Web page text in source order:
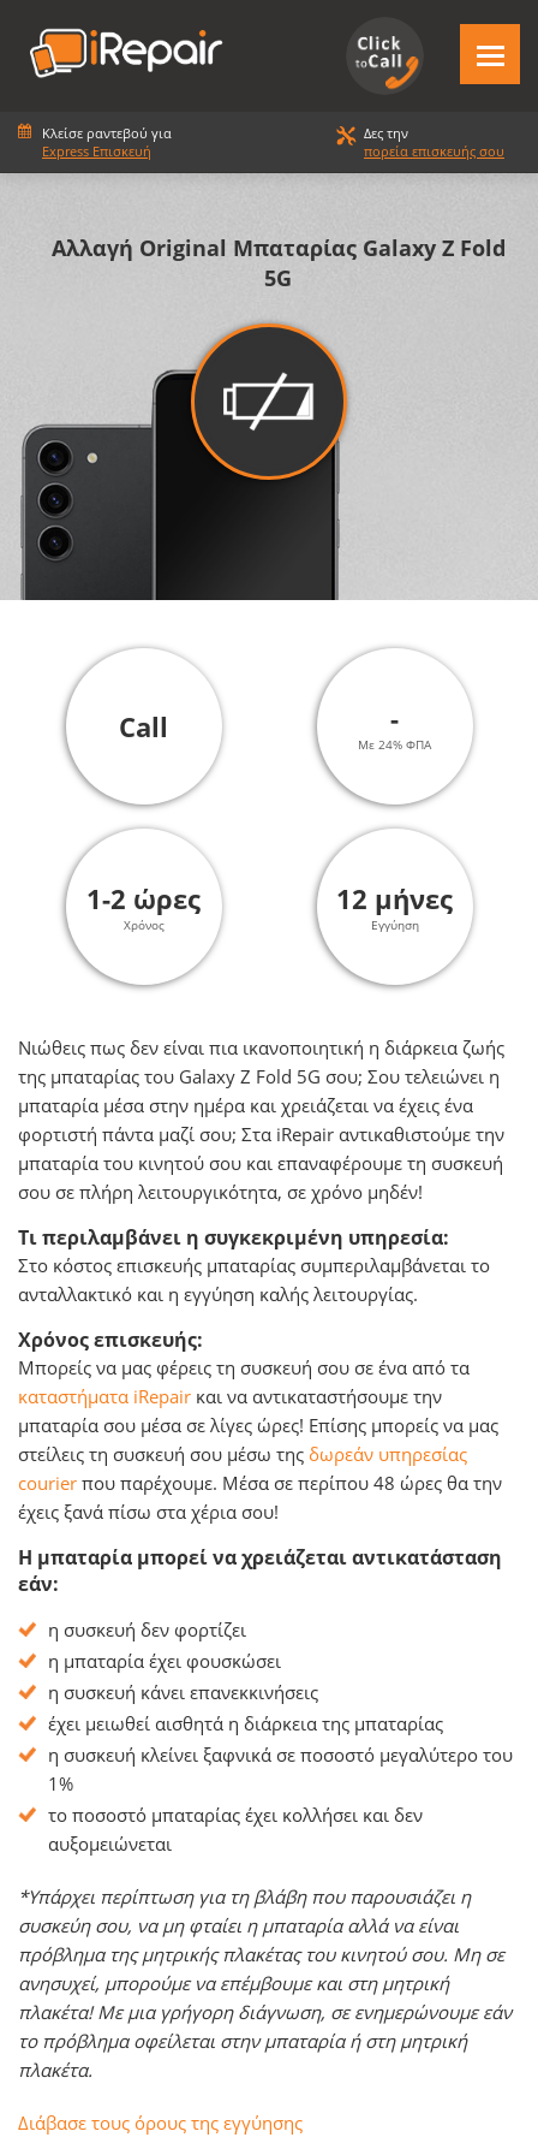
Κλείσε ραντεβού για
Express Επισκευή
Δες την
πορεία επισκευής σου
Αλλαγή Original Μπαταρίας Galaxy Z Fold
5G
Call -
Με 24% ΦΠΑ
1-2 ώρες
Χρόνος
12 μήνες
Εγγύηση
Νιώθεις πως δεν είναι πια ικανοποιητική η διάρκεια ζωής
της μπαταρίας του Galaxy Z Fold 5G σου; Σου τελειώνει η
μπαταρία μέσα στην ημέρα και χρειάζεται να έχεις ένα
φορτιστή πάντα μαζί σου; Στα iRepair αντικαθιστούμε την
μπαταρία του κινητού σου και επαναφέρουμε τη συσκευή
σου σε πλήρη λειτουργικότητα, σε χρόνο μηδέν!
Τι περιλαμβάνει η συγκεκριμένη υπηρεσία:
Στο κόστος επισκευής μπαταρίας συμπεριλαμβάνεται το
ανταλλακτικό και η εγγύηση καλής λειτουργίας.
Χρόνος επισκευής:
Μπορείς να μας φέρεις τη συσκευή σου σε ένα από τα
καταστήματα iRepair και να αντικαταστήσουμε την
μπαταρία σου μέσα σε λίγες ώρες! Επίσης μπορείς να μας
στείλεις τη συσκευή σου μέσω της δωρεάν υπηρεσίας
courier που παρέχουμε. Μέσα σε περίπου 48 ώρες θα την
έχεις ξανά πίσω στα χέρια σου!
Η μπαταρία μπορεί να χρειάζεται αντικατάσταση
εάν:
η συσκευή δεν φορτίζει
η μπαταρία έχει φουσκώσει
η συσκευή κάνει επανεκκινήσεις
έχει μειωθεί αισθητά η διάρκεια της μπαταρίας
η συσκευή κλείνει ξαφνικά σε ποσοστό μεγαλύτερο του
1%
το ποσοστό μπαταρίας έχει κολλήσει και δεν
αυξομειώνεται
*Υπάρχει περίπτωση για τη βλάβη που παρουσιάζει η
συσκεύη σου, να μη φταίει η μπαταρία αλλά να είναι
πρόβλημα της μητρικής πλακέτας του κινητού σου. Μη σε
ανησυχεί, μπορούμε να επέμβουμε και στη μητρική
πλακέτα! Με μια γρήγορη διάγνωση, σε ενημερώνουμε εάν
το πρόβλημα οφείλεται στην μπαταρία ή στη μητρική
πλακέτα.
Διάβασε τους όρους της εγγύησης